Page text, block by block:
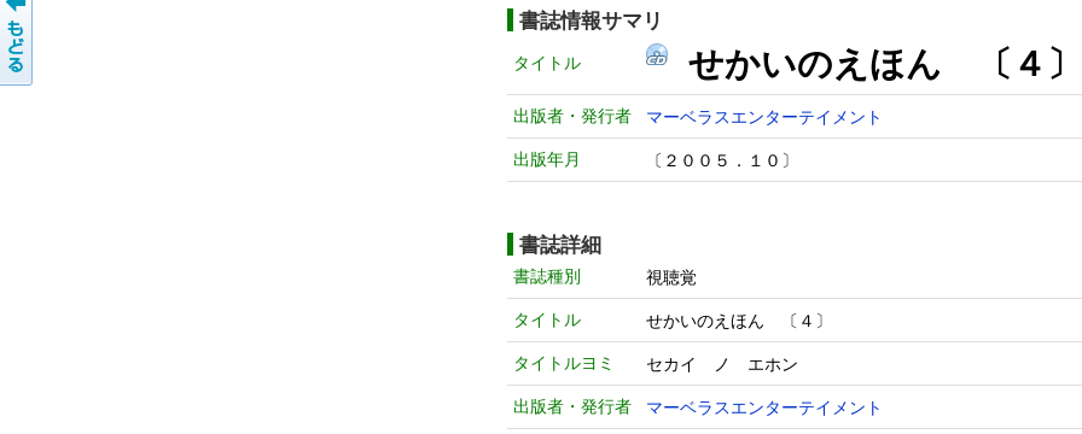
書誌情報サマリ
タイトル せかいのえほん 〔
出版者・発行者 マーベラスエンターテイメント
出版年月 〔２００５．１０〕
書誌詳細
書誌種別 視聴覚
タイトル せかいのえほん 〔４〕
タイトルヨミ セカイ ノ エホン
出版者・発行者
マーベラスエンターテイメント